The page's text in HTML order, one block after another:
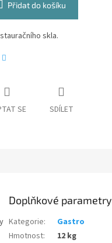
Přidat do košíku
skla.
SE SDÍLET
Doplňkové parametry
Kategorie:
Gastro
Hmotnost: 12 kg